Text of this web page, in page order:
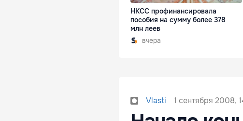
НКСС профинансировала
пособия на сумму более 378
млн леев
вчера
Vlasti 1 сентября 2008,